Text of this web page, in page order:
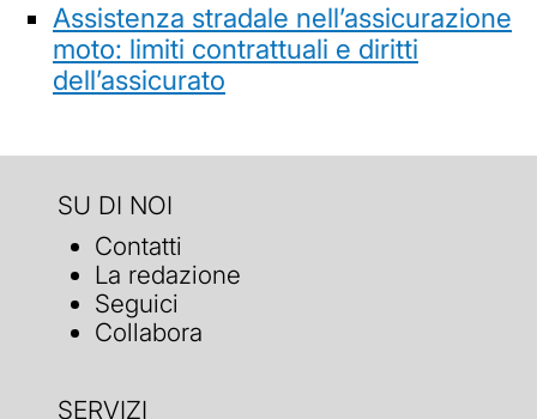
Assistenza stradale nell’assicurazione
moto: limiti contrattuali e diritti
dell’assicurato
SU DI NOI
Contatti
La redazione
Seguici
Collabora
SERVIZI